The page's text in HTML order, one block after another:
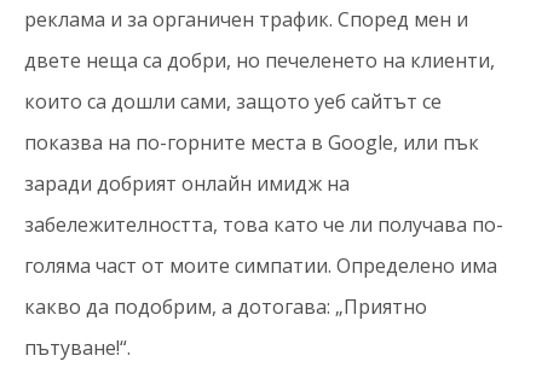
реклама и за органичен трафик. Според мен и
двете неща са добри, но печеленето на клиенти,
които са дошли сами, защото уеб сайтът се
показва на по-горните места в Google, или пък
заради добрият онлайн имидж на
забележителността, това като че ли получава по-
голяма част от моите симпатии. Определено има
какво да подобрим, а дотогава: „Приятно
пътуване!“.